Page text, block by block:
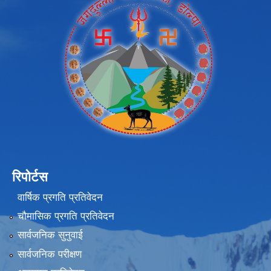
रिपोर्टस
वार्षिक प्रगति प्रतिवेदन
चौमासिक प्रगति प्रतिवेदन
सार्वजनिक सुनुवाई
सार्वजनिक परीक्षण